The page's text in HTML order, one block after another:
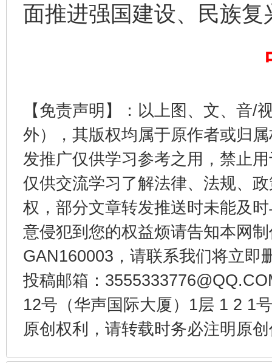
面推进强国建设、民族
【免责声明】：以上图、文、音/
外），其版权均属于原作者或归
发推广仅供学习参考之用，禁止
仅供交流学习了解法律、法规、
权，部分文章转发推送时未能及
意侵犯到您的权益烦请告知本网
GAN160003，请联系我们将立即
投稿邮箱：
12号（华声国际大厦）1层 1 2 1
原创权利，请转载时务必注明原
完善运行机制助力责任有效落实 一纸欠
东山县通报“牛蛙产品抗生素超标问题” 法
千年窑火 生生不息 一